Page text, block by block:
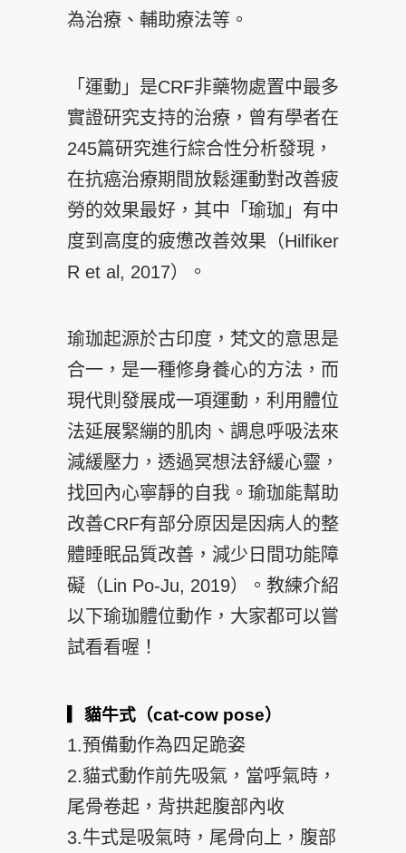
為治療、輔助療法等。
「運動」是CRF非藥物處置中最多
實證研究支持的治療，曾有學者在
245篇研究進行綜合性分析發現，
在抗癌治療期間放鬆運動對改善疲
勞的效果最好，其中「瑜珈」有中
度到高度的疲憊改善效果（Hilfiker
R et al, 2017）。
瑜珈起源於古印度，梵文的意思是
合一，是一種修身養心的方法，而
現代則發展成一項運動，利用體位
法延展緊繃的肌肉、調息呼吸法來
減緩壓力，透過冥想法舒緩心靈，
找回內心寧靜的自我。瑜珈能幫助
改善CRF有部分原因是因病人的整
體睡眠品質改善，減少日間功能障
礙（Lin Po-Ju, 2019）。教練介紹
以下瑜珈體位動作，大家都可以嘗
試看看喔！
▎貓牛式（cat-cow pose）
1.預備動作為四足跪姿
2.貓式動作前先吸氣，當呼氣時，
尾骨卷起，背拱起腹部內收
3.牛式是吸氣時，尾骨向上，腹部